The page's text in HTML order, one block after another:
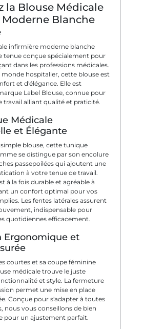
la Blouse Médicale
Blanche
infirmière moderne blanche
tenue conçue spécialement pour
dans les professions médicales.
monde hospitalier, cette blouse est
et d'élégance. Elle est
Label Blouse, connue pour
travail alliant qualité et praticité.
Médicale
et Élégante
blouse, cette tunique
se distingue par son encolure
passepoilées qui ajoutent une
à votre tenue de travail.
à la fois durable et agréable à
un confort optimal pour vos
Les fentes latérales assurent
indispensable pour
quotidiennes efficacement.
Ergonomique et
courtes et sa coupe féminine
médicale trouve le juste
et style. La fermeture
permet une mise en place
Conçue pour s'adapter à toutes
nous vous conseillons de bien
pour un ajustement parfait.